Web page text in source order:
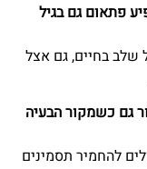
פתאום גם בגיל
שלב בחיים, גם אצל
גם כשמקור הבעיה
להחמיר תסמינים